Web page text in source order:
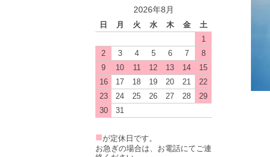
2026年8月
日 月 火 水 木 金
土
1
2
3 4 5 6 7
8
9
10 11 12 13 14
15
16
17 18 19 20 21
22
23
24 25 26 27 28
29
30
31
■が定休日です。
お急ぎの場合は、お電話にてご連